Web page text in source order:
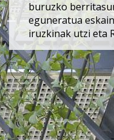
buruzko
eguneratua
iruzkinak utzi eta